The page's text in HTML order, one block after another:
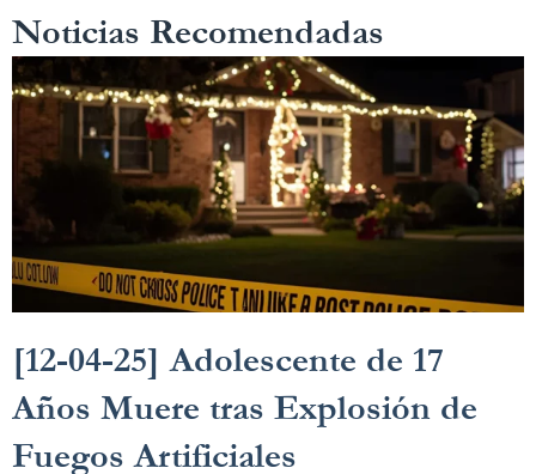
Noticias Recomendadas
[12-04-25] Adolescente de 17
Años Muere tras Explosión de
Fuegos Artificiales